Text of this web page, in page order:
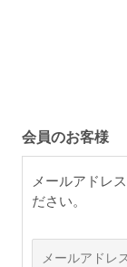
会員のお客様
メールアドレ
ださい。